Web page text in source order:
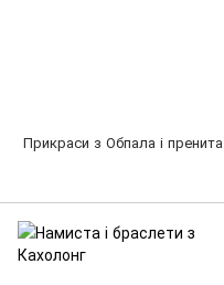
Прикраси з Обпала і пренита